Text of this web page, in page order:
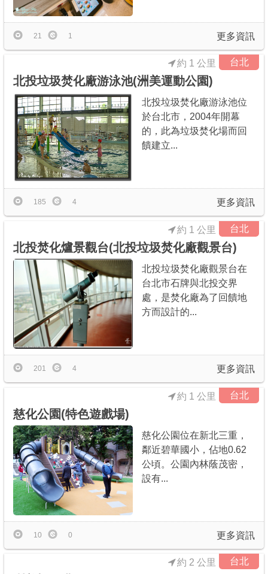
更多資訊
21 1
台北
約 1 公里
北投垃圾焚化廠游泳池(洲美運動公園)
北投垃圾焚化廠游泳池位
於台北市，2004年開幕
的，此為垃圾焚化場而回
饋建立...
更多資訊
185 4
台北
約 1 公里
北投焚化爐景觀台(北投垃圾焚化廠觀景台)
北投垃圾焚化廠觀景台在
台北市石牌與北投交界
處，是焚化廠為了回饋地
方而設計的...
更多資訊
201 4
台北
約 1 公里
慈化公園(特色遊戲場)
慈化公園位在新北三重，
鄰近碧華國小，佔地0.62
公頃。公園內林蔭茂密，
設有...
更多資訊
10 0
台北
約 2 公里